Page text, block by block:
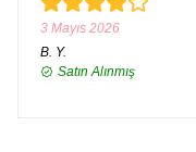
3 Mayıs 2026
B. Y.
Satın Alınmış